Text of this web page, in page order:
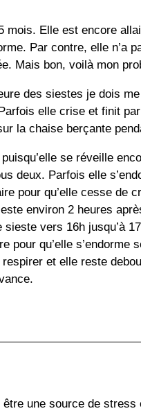
mois. Elle est encore
Par contre, elle n’a
Mais bon, voilà mon
des siestes je dois
elle crise et finit
la chaise berçante
se réveille
deux. Parfois elle
pour qu’elle cesse de
environ 2 heures
vers 16h jusqu’à
pour qu’elle
et elle reste
une source de stress